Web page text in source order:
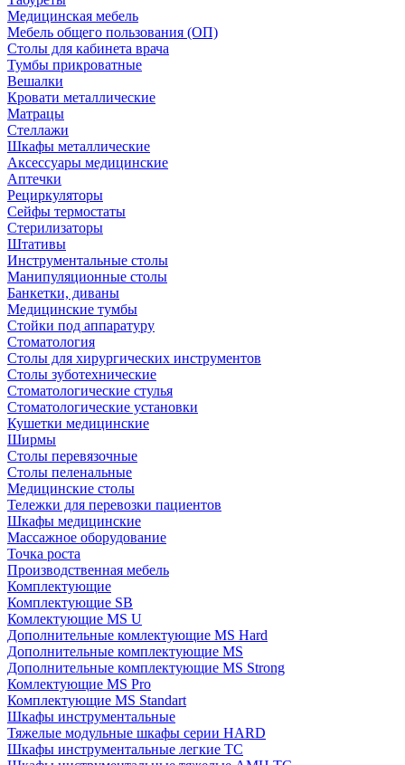
Медицинская мебель
Мебель общего пользования (ОП)
Столы для кабинета врача
Тумбы прикроватные
Вешалки
Кровати металлические
Матрацы
Стеллажи
Шкафы металлические
Аксессуары медицинские
Аптечки
Рециркуляторы
Сейфы термостаты
Стерилизаторы
Штативы
Инструментальные столы
Манипуляционные столы
Банкетки, диваны
Медицинские тумбы
Стойки под аппаратуру
Стоматология
Столы для хирургических инструментов
Столы зуботехнические
Стоматологические стулья
Стоматологические установки
Кушетки медицинские
Ширмы
Столы перевязочные
Столы пеленальные
Медицинские столы
Тележки для перевозки пациентов
Шкафы медицинские
Массажное оборудование
Точка роста
Производственная мебель
Комплектующие
Комплектующие SB
Комлектующие MS U
Дополнительные комлектующие MS Hard
Дополнительные комплектующие MS
Дополнительные комплектующие MS Strong
Комлектующие MS Pro
Комплектующие MS Standart
Шкафы инструментальные
Тяжелые модульные шкафы серии HARD
Шкафы инструментальные легкие ТС